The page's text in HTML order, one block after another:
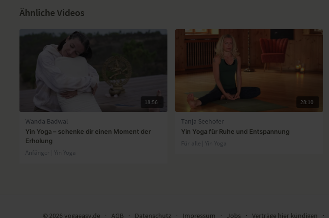
Ähnliche Videos
18:56
Wanda Badwal
Yin Yoga – schenke dir einen Moment der
Erholung
Anfänger | Yin Yoga
28:10
Tanja Seehofer
Yin Yoga für Ruhe und Entspannung
Für alle | Yin Yoga
© 2026 yogaeasy.de ∙ AGB ∙ Datenschutz ∙ Impressum ∙ Jobs ∙ Verträge hier kündigen ∙